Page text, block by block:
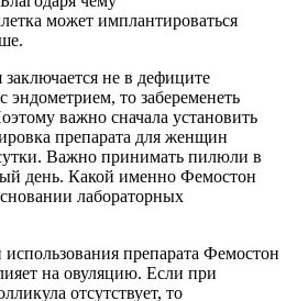
может имплантироваться
не в дефиците
эндометрием, то забеременеть
важно сначала установить
препарата для женщин
сутки. Важно принимать пилюли в
день. Какой именно Фемостон
лабораторных
препарата Фемостон
на овуляцию. Если при
отсутствует, то